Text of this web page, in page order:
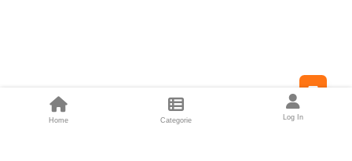
Home Categorie Log In